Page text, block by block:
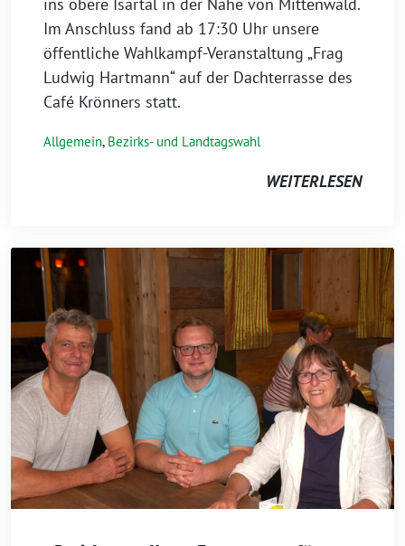
Im Anschluss fand ab 17:30 Uhr unsere
öffentliche Wahlkampf-Veranstaltung „Frag
Ludwig Hartmann“ auf der Dachterrasse des
Café Krönners statt.
Allgemein, Bezirks- und Landtagswahl
WEITERLESEN